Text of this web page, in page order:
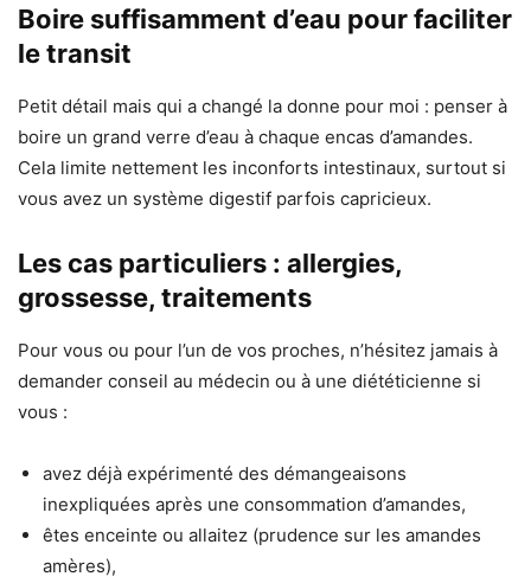
Boire suffisamment d’eau pour faciliter
le transit
Petit détail mais qui a changé la donne pour moi : penser à
boire un grand verre d’eau à chaque encas d’amandes.
Cela limite nettement les inconforts intestinaux, surtout si
vous avez un système digestif parfois capricieux.
Les cas particuliers : allergies,
grossesse, traitements
Pour vous ou pour l’un de vos proches, n’hésitez jamais à
demander conseil au médecin ou à une diététicienne si
vous :
avez déjà expérimenté des démangeaisons
inexpliquées après une consommation d’amandes,
êtes enceinte ou allaitez (prudence sur les amandes
amères),